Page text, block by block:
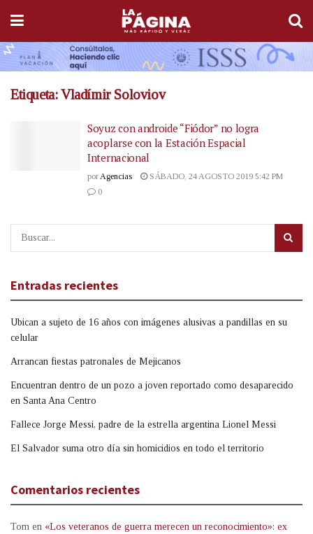
Etiqueta:Vladímir Soloviov
Soyuz con androide “Fiódor” no logra
acoplarse con la Estación Espacial
Internacional
por Agencias
SÁBADO, 24 AGOSTO 2019 5:42 PM
0
Entradas recientes
Ubican a sujeto de 16 años con imágenes alusivas a pandillas en su
celular
Arrancan fiestas patronales de Mejicanos
Encuentran dentro de un pozo a joven reportado como desaparecido
en Santa Ana Centro
Fallece Jorge Messi, padre de la estrella argentina Lionel Messi
El Salvador suma otro día sin homicidios en todo el territorio
Comentarios recientes
Tom en «Los veteranos de guerra merecen un reconocimiento»: ex